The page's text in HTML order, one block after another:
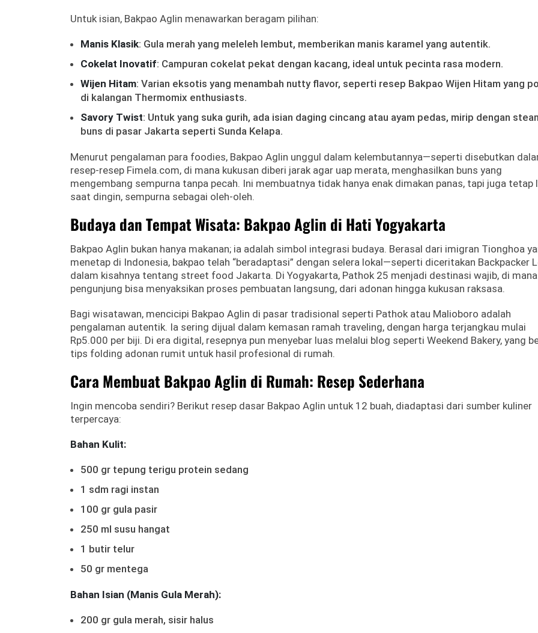
Untuk isian, Bakpao Aglin menawarkan beragam pilihan:
Manis Klasik: Gula merah yang meleleh lembut, memberikan manis karamel yang autentik.
Cokelat Inovatif: Campuran cokelat pekat dengan kacang, ideal untuk pecinta rasa modern.
Wijen Hitam: Varian eksotis yang menambah nutty flavor, seperti resep Bakpao Wijen Hitam yang
di kalangan Thermomix enthusiasts.
Savory Twist: Untuk yang suka gurih, ada isian daging cincang atau ayam pedas, mirip dengan
buns di pasar Jakarta seperti Sunda Kelapa.
Menurut pengalaman para foodies, Bakpao Aglin unggul dalam kelembutannya—seperti disebutkan
resep-resep Fimela.com, di mana kukusan diberi jarak agar uap merata, menghasilkan buns yang
mengembang sempurna tanpa pecah. Ini membuatnya tidak hanya enak dimakan panas, tapi juga tetap
saat dingin, sempurna sebagai oleh-oleh.
Budaya dan Tempat Wisata: Bakpao Aglin di Hati Yogyakarta
Bakpao Aglin bukan hanya makanan; ia adalah simbol integrasi budaya. Berasal dari imigran Tionghoa
menetap di Indonesia, bakpao telah “beradaptasi” dengan selera lokal—seperti diceritakan Backpacker
dalam kisahnya tentang street food Jakarta. Di Yogyakarta, Pathok 25 menjadi destinasi wajib, di mana
pengunjung bisa menyaksikan proses pembuatan langsung, dari adonan hingga kukusan raksasa.
Bagi wisatawan, mencicipi Bakpao Aglin di pasar tradisional seperti Pathok atau Malioboro adalah
pengalaman autentik. Ia sering dijual dalam kemasan ramah traveling, dengan harga terjangkau mulai
Rp5.000 per biji. Di era digital, resepnya pun menyebar luas melalui blog seperti Weekend Bakery, yang
tips folding adonan rumit untuk hasil profesional di rumah.
Cara Membuat Bakpao Aglin di Rumah: Resep Sederhana
Ingin mencoba sendiri? Berikut resep dasar Bakpao Aglin untuk 12 buah, diadaptasi dari sumber kuliner
terpercaya:
Bahan Kulit:
500 gr tepung terigu protein sedang
1 sdm ragi instan
100 gr gula pasir
250 ml susu hangat
1 butir telur
50 gr mentega
Bahan Isian (Manis Gula Merah):
200 gr gula merah, sisir halus